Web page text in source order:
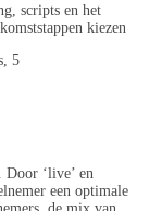
scripts en het
kiezen
5
‘live’ en
een optimale